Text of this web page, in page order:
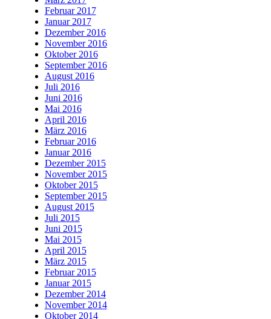
Februar 2017
Januar 2017
Dezember 2016
November 2016
Oktober 2016
September 2016
August 2016
Juli 2016
Juni 2016
Mai 2016
April 2016
März 2016
Februar 2016
Januar 2016
Dezember 2015
November 2015
Oktober 2015
September 2015
August 2015
Juli 2015
Juni 2015
Mai 2015
April 2015
März 2015
Februar 2015
Januar 2015
Dezember 2014
November 2014
Oktober 2014